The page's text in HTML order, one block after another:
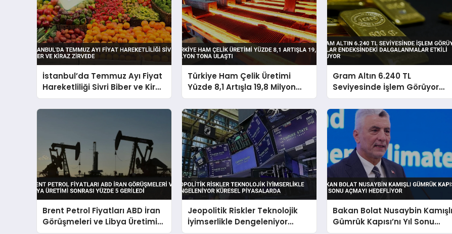
İstanbul’da Temmuz Ayı Fiyat
Hareketliliği Sivri Biber ve Kiraz
Zirvede
Türkiye Ham Çelik Üretimi
Yüzde 8,1 Artışla 19,8 Milyon
Tona Ulaştı
Gram Altın 6.240 TL
Seviyesinde İşlem Görüyor
Dolar Endeksindeki
Dalgalanmalar Etkili Oluyor
Brent Petrol Fiyatları ABD İran
Görüşmeleri ve Libya Üretimi
Jeopolitik Riskler Teknolojik
İyimserlikle Dengeleniyor
Bakan Bolat Nusaybin Kamışlı
Gümrük Kapısı’nı Yıl Sonu